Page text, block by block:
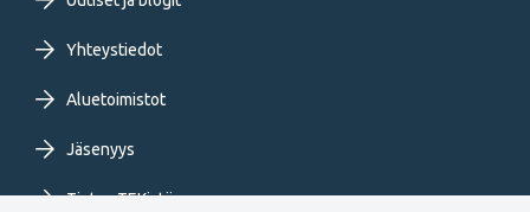
Yhteystiedot
Aluetoimistot
Jäsenyys
Tietoa TEKistä